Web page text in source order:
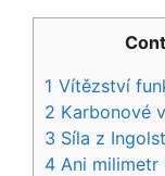
1 Vítězství
2 Karbonové
3 Síla z
4 Ani milimetr